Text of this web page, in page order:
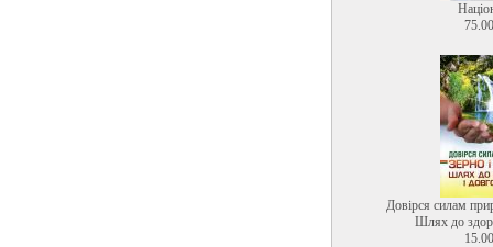
Довірся силам
Шлях до